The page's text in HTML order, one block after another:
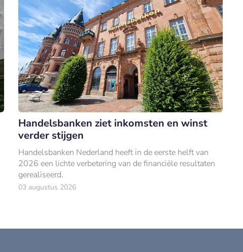
Handelsbanken ziet inkomsten en winst
verder stijgen
Handelsbanken Nederland heeft in de eerste helft van
2026 een lichte verbetering van de financiële resultaten
gerealiseerd.
03 augustus 2026